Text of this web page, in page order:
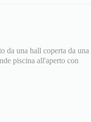
da una hall coperta da una
piscina all'aperto con